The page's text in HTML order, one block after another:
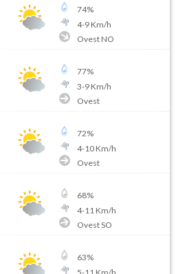
74%
4-9Km/h
Ovest NO
77%
3-9Km/h
Ovest
72%
4-10Km/h
Ovest
68%
4-11 Km/h
Ovest SO
63%